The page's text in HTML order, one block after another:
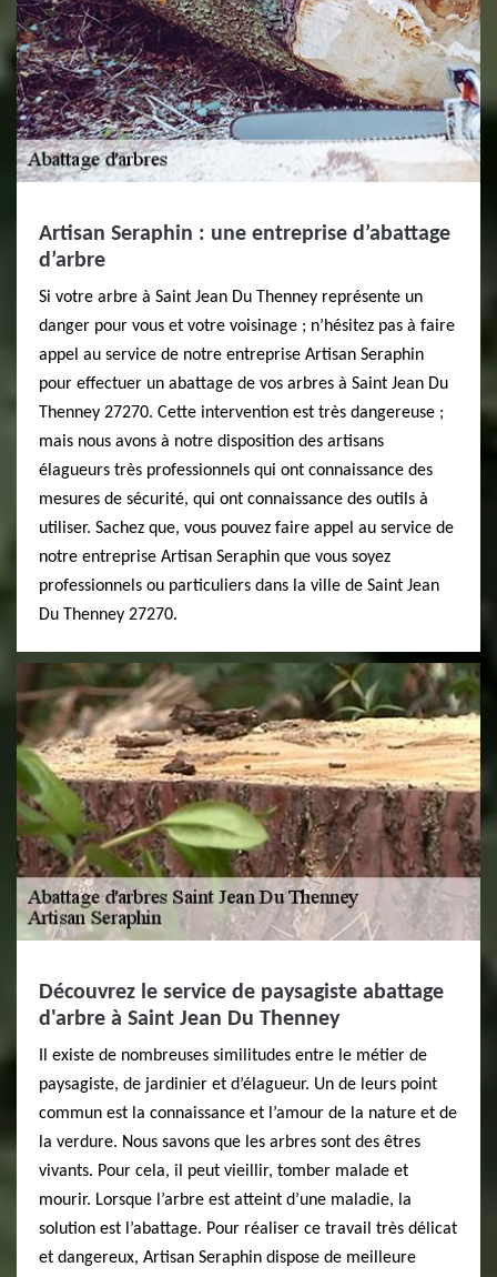
Artisan Seraphin : une entreprise d’abattage
d’arbre
Si votre arbre à Saint Jean Du Thenney représente un
danger pour vous et votre voisinage ; n’hésitez pas à faire
appel au service de notre entreprise Artisan Seraphin
pour effectuer un abattage de vos arbres à Saint Jean Du
Thenney 27270. Cette intervention est très dangereuse ;
mais nous avons à notre disposition des artisans
élagueurs très professionnels qui ont connaissance des
mesures de sécurité, qui ont connaissance des outils à
utiliser. Sachez que, vous pouvez faire appel au service de
notre entreprise Artisan Seraphin que vous soyez
professionnels ou particuliers dans la ville de Saint Jean
Du Thenney 27270.
Découvrez le service de paysagiste abattage
d'arbre à Saint Jean Du Thenney
Il existe de nombreuses similitudes entre le métier de
paysagiste, de jardinier et d’élagueur. Un de leurs point
commun est la connaissance et l’amour de la nature et de
la verdure. Nous savons que les arbres sont des êtres
vivants. Pour cela, il peut vieillir, tomber malade et
mourir. Lorsque l’arbre est atteint d’une maladie, la
solution est l’abattage. Pour réaliser ce travail très délicat
et dangereux, Artisan Seraphin dispose de meilleure